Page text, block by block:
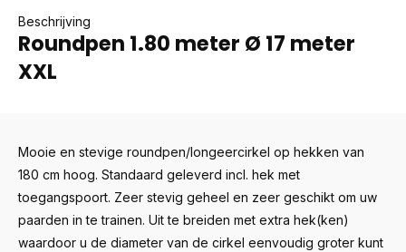
Beschrijving
Roundpen 1.80 meter Ø 17 meter
XXL
Mooie en stevige roundpen/longeercirkel op hekken van
180 cm hoog. Standaard geleverd incl. hek met
toegangspoort. Zeer stevig geheel en zeer geschikt om uw
paarden in te trainen. Uit te breiden met extra hek(ken)
waardoor u de diameter van de cirkel eenvoudig groter kunt